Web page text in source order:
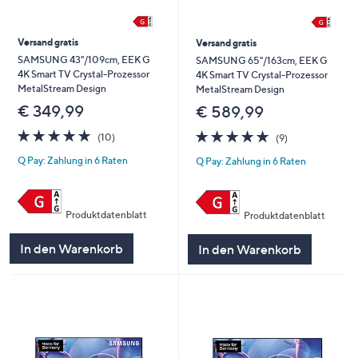
Versand gratis
SAMSUNG 43"/109cm, EEK G
4K Smart TV Crystal‑Prozessor
MetalStream Design
€ 349,99
4.9
von
5
(10)10
Q Pay: Zahlung in 6 Raten
Produktdatenblatt
In den Warenkorb
Versand gratis
SAMSUNG 65"/163cm, EEK G
4K Smart TV Crystal‑Prozessor
MetalStream Design
€ 589,99
4.9
von
5
(9)9
Q Pay: Zahlung in 6 Raten
Produktdatenblatt
In den Warenkorb